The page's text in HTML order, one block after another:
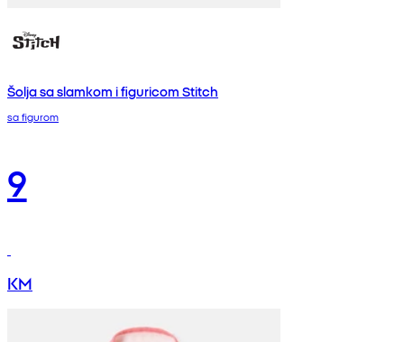
Šolja sa slamkom i figuricom Stitch
sa figurom
9
KM